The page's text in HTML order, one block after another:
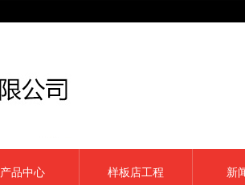
产品中心 样板店工程 新